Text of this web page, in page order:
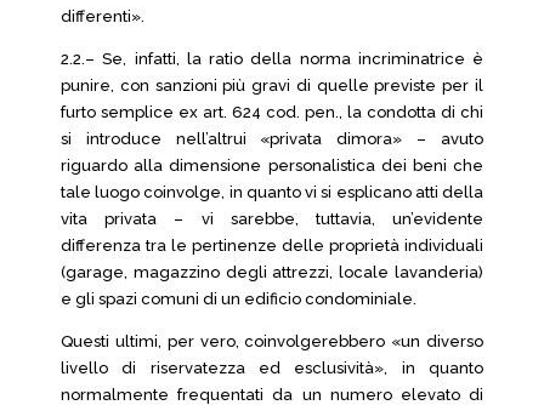
differenti».
2.2.– Se, infatti, la ratio della norma incriminatrice è
punire, con sanzioni più gravi di quelle previste per il
furto semplice ex art. 624 cod. pen., la condotta di chi
si introduce nell’altrui «privata dimora» – avuto
riguardo alla dimensione personalistica dei beni che
tale luogo coinvolge, in quanto vi si esplicano atti della
vita privata – vi sarebbe, tuttavia, un’evidente
differenza tra le pertinenze delle proprietà individuali
(garage, magazzino degli attrezzi, locale lavanderia)
e gli spazi comuni di un edificio condominiale.
Questi ultimi, per vero, coinvolgerebbero «un diverso
livello di riservatezza ed esclusività», in quanto
normalmente frequentati da un numero elevato di